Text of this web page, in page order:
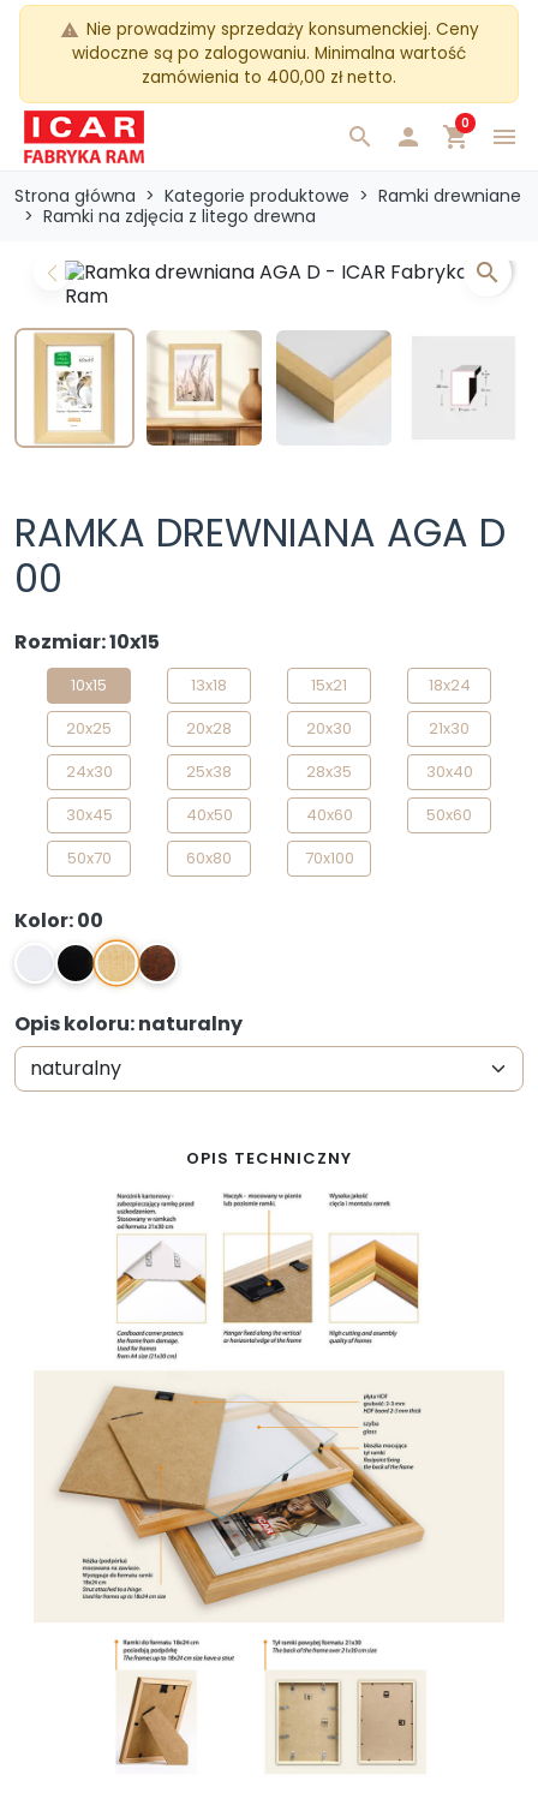
warning Nie prowadzimy sprzedaży konsumenckiej. Ceny
widoczne są po zalogowaniu. Minimalna wartość
zamówienia to 400,00 zł netto.
menu
search  shopping_cart
0
Strona główna Kategorie produktowe
Ramki drewniane
Ramki na zdjęcia z litego drewna
Previous Next
search
RAMKA DREWNIANA AGA D
00
Rozmiar: 10x15
10x15 13x18 15x21
18x24
20x25
20x28 20x30
21x30
24x30
25x38 28x35
30x40
30x45
40x50 40x60
50x60
50x70
60x80 70x100
Kolor: 00
2 00 03
Opis koloru: naturalny
OPIS TECHNICZNY